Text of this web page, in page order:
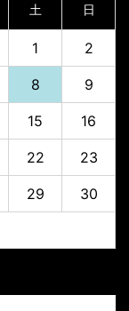
土 日
1 2
8 9
15 16
22 23
29 30